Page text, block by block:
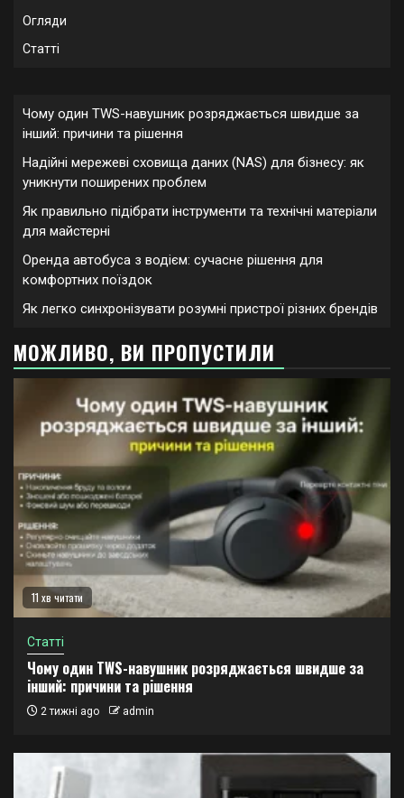
Огляди
Статті
Чому один TWS-навушник розряджається швидше за
інший: причини та рішення
Надійні мережеві сховища даних (NAS) для бізнесу: як
уникнути поширених проблем
Як правильно підібрати інструменти та технічні матеріали
для майстерні
Оренда автобуса з водієм: сучасне рішення для
комфортних поїздок
Як легко синхронізувати розумні пристрої різних брендів
МОЖЛИВО, ВИ ПРОПУСТИЛИ
11 хв читати
Статті
Чому один TWS-навушник розряджається швидше за
інший: причини та рішення
2 тижні ago admin